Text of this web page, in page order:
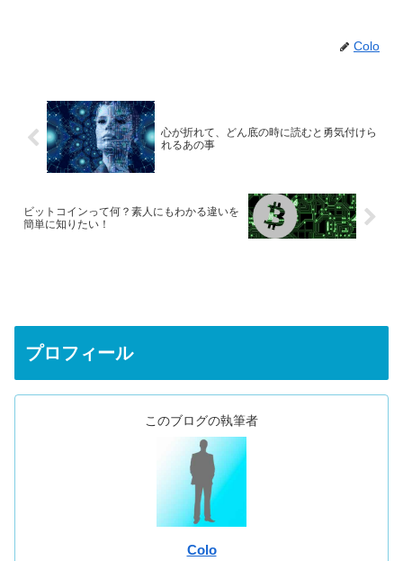
Colo
心が折れて、どん底の時に読むと勇気付けら
れるあの事
ビットコインって何？素人にもわかる違いを
簡単に知りたい！
プロフィール
このブログの執筆者
Colo